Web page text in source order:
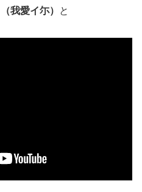
（我愛イ尓） と